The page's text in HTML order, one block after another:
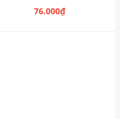
nhỏ 120g (14 Thanh, Vị Truyền
Thống)
76.000₫